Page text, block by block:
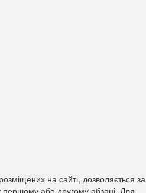
на сайті, дозволяється за